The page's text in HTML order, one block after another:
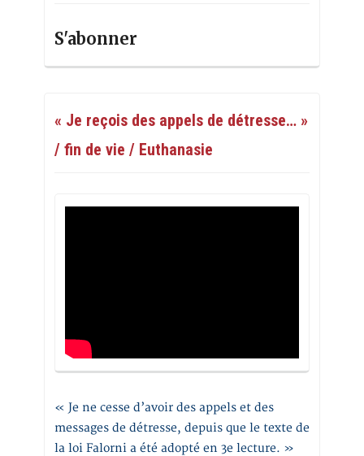
S'abonner
« Je reçois des appels de détresse… »
/ fin de vie / Euthanasie
« Je ne cesse d’avoir des appels et des
messages de détresse, depuis que le texte de
la loi Falorni a été adopté en 3e lecture. »